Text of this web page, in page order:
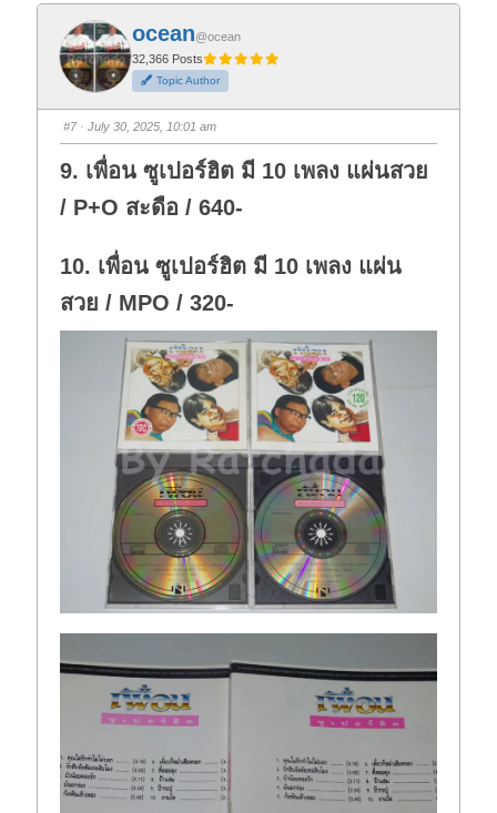
k
f
o
r
t
h
u
m
b
d
o
n
k
o
r
t
h
u
m
b
u
p
ocean@ocean
32,366 Posts
Topic Author
#7· July 30, 2025, 10:01 am
9. เพื่อน ซูเปอร์ฮิต มี 10 เพลง แผ่นสวย
/ P+O สะดือ / 640-
10. เพื่อน ซูเปอร์ฮิต มี 10 เพลง แผ่น
สวย / MPO / 320-